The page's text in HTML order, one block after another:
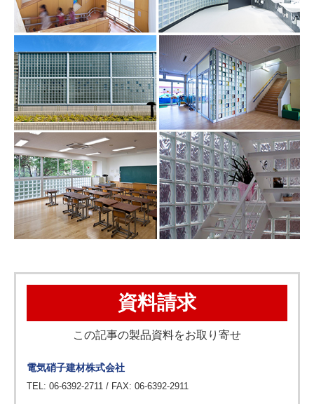
資料請求
この記事の製品資料をお取り寄せ
電気硝子建材株式会社
TEL: 06-6392-2711 / FAX: 06-6392-2911